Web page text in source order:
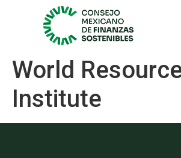
World
Institute